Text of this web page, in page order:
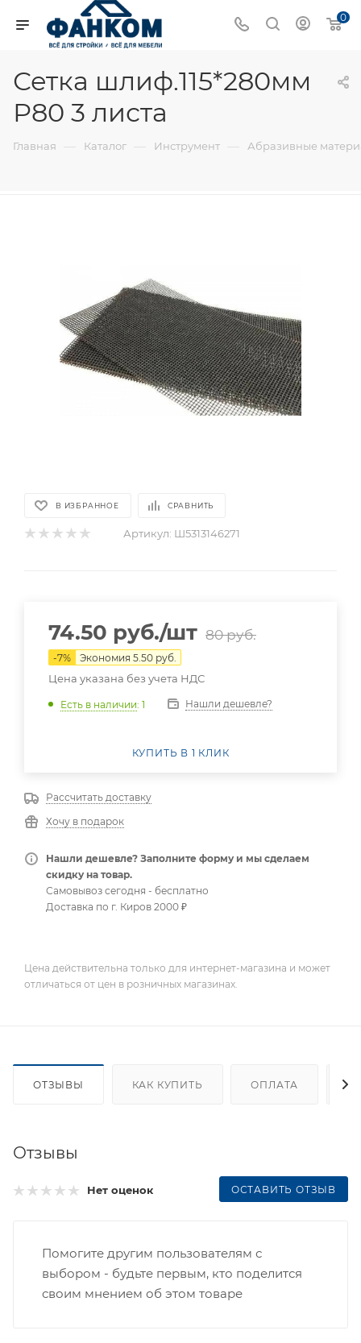
0
Сетка шлиф.115*280мм
Р80 3 листа
Главная — Каталог — Инструмент — Абразивные
В ИЗБРАННОЕ СРАВНИТЬ
Артикул: Ш5313146271
74.50 руб./шт 80руб.
-7% Экономия 5.50 руб.
Цена указана без учета НДС
Есть в наличии: 1 Нашли дешевле?
КУПИТЬ В 1 КЛИК
Рассчитать доставку
Хочу в подарок
Нашли дешевле? Заполните форму и мы сделаем
скидку на товар.
Самовывоз сегодня - бесплатно
Доставка по г. Киров 2000 ₽
Цена действительна только для интернет-магазина и может
отличаться от цен в розничных магазинах.
ОТЗЫВЫ КАК КУПИТЬ ОПЛАТА
Отзывы
Нет оценок ОСТАВИТЬ ОТЗЫВ
Помогите другим пользователям с
выбором - будьте первым, кто поделится
своим мнением об этом товаре